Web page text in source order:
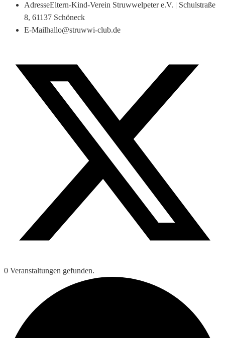
AdresseEltern-Kind-Verein Struwwelpeter e.V. | Schulstraße
8, 61137 Schöneck
E-Mailhallo@struwwi-club.de
0 Veranstaltungen gefunden.